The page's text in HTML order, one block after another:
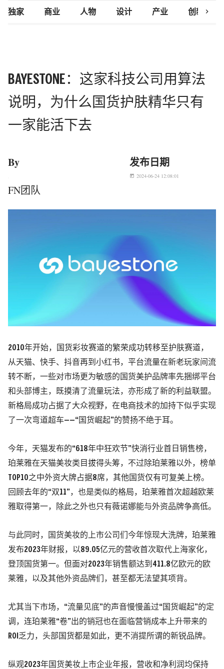
独家 商业 人物 设计 产业 创新研究
chevron_right
BAYESTONE：这家科技公司用算法
说明，为什么国货护肤精华只有
一家能活下去
By
FN团队
发布日期
today 2024-06-24 12:08:01
2010年开始，国货彩妆赛道的繁荣成功转移至护肤赛道，
从天猫、快手、抖音再到小红书，平台流量在新老玩家间流
转不断，一些对市场更为敏感的国货美护品牌率先捆绑平台
和头部博主，既摸清了流量玩法，亦形成了新的利益联盟。
新格局成功占据了大众视野，在电商技术的加持下似乎实现
了一次弯道超车——“国货崛起”的赞扬不绝于耳。
今年，天猫发布的“618年中狂欢节”快消行业首日销售榜，
珀莱雅在天猫美妆类目拔得头筹，不过除珀莱雅以外，榜单
TOP10之中外资大牌占据8席，其他国货仅有 可复美上榜。
回顾去年的“双11”，也是类似的格局，珀莱雅首次超越欧莱
雅取得第一，除此之外也只有薇诺娜能与外资品牌争高低。
与此同时，国货美妆的上市公司们今年惊现大洗牌，珀莱雅
发布2023年财报，以89.05亿元的营收首次取代上海家化，
登顶国货第一。但面对2023年销售额达到411.8亿欧元的欧
莱雅，以及其他外资品牌们，甚至都无法望其项背。
尤其当下市场，“流量见底”的声音慢慢盖过“国货崛起”的定
调，连珀莱雅“卷”出的销冠也在面临营销成本上升带来的
ROI乏力，头部国货都是如此，更不消提所谓的新锐品牌。
纵观2023年国货美妆上市企业年报，营收和净利润均保持